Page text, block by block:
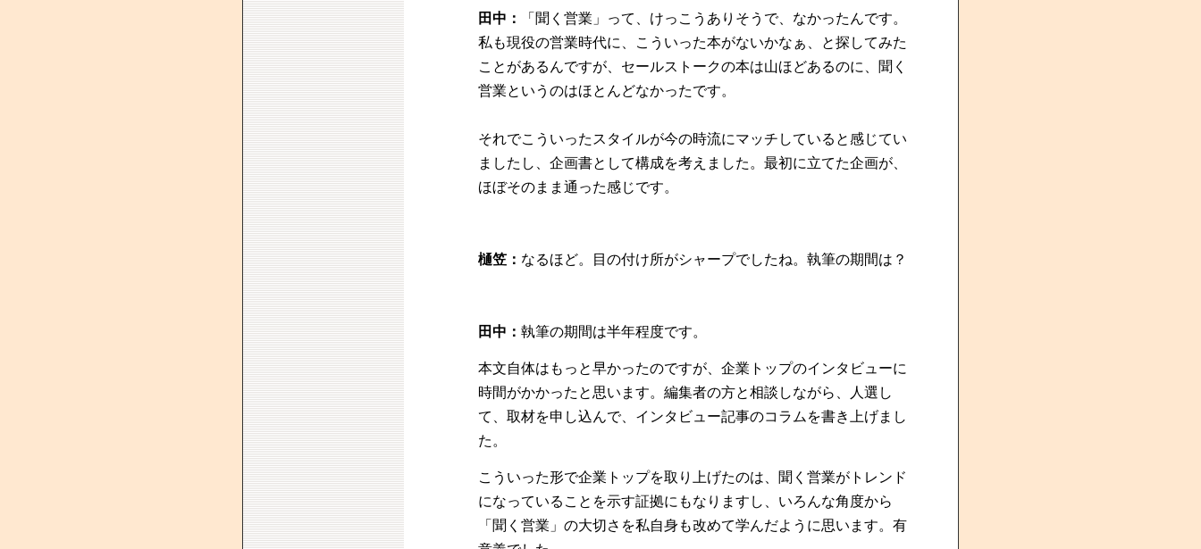
田中：
「聞く営業」って、けっこうありそうで、なかったんです。
私も現役の営業時代に、こういった本がないかなぁ、と探してみた
ことがあるんですが、セールストークの本は山ほどあるのに、聞く
営業というのはほとんどなかったです。
それでこういったスタイルが今の時流にマッチしていると感じてい
ましたし、企画書として構成を考えました。 最初に立てた企画が、
ほぼそのまま通った感じです。
樋笠： なるほど。目の付け所がシャープでしたね。執筆の期間は？
田中： 執筆の期間は半年程度です。
本文自体はもっと早かったのですが、企業トップのインタビューに
時間がかかったと思います。編集者の方と相談しながら、人選し
て、取材を申し込んで、インタビュー記事のコラムを書き上げまし
た。
こういった形で企業トップを取り上げたのは、聞く営業がトレンド
になっていることを示す証拠にもなりますし、いろんな角度から
「聞く営業」の大切さを私自身も改めて学んだように思います。有